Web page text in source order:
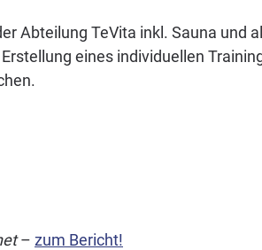
Abteilung TeVita inkl. Sauna
eines individuellen
– zum Bericht!